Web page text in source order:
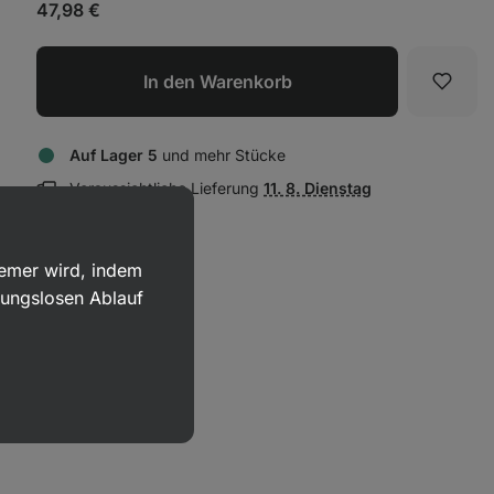
47,98 €
In den Warenkorb
Auf Lager 5 und mehr Stücke
Voraussichtliche Lieferung Lieferinformationen
11. 8. Dienstag
wird, indem
Ablauf